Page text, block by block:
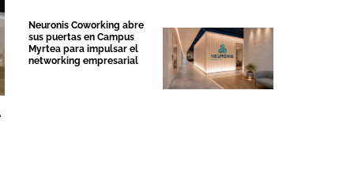
Neuronis Coworking abre
sus puertas en Campus
Myrtea para impulsar el
networking empresarial